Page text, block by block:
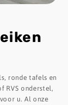
ronde tafels en
RVS onderstel,
u. Al onze